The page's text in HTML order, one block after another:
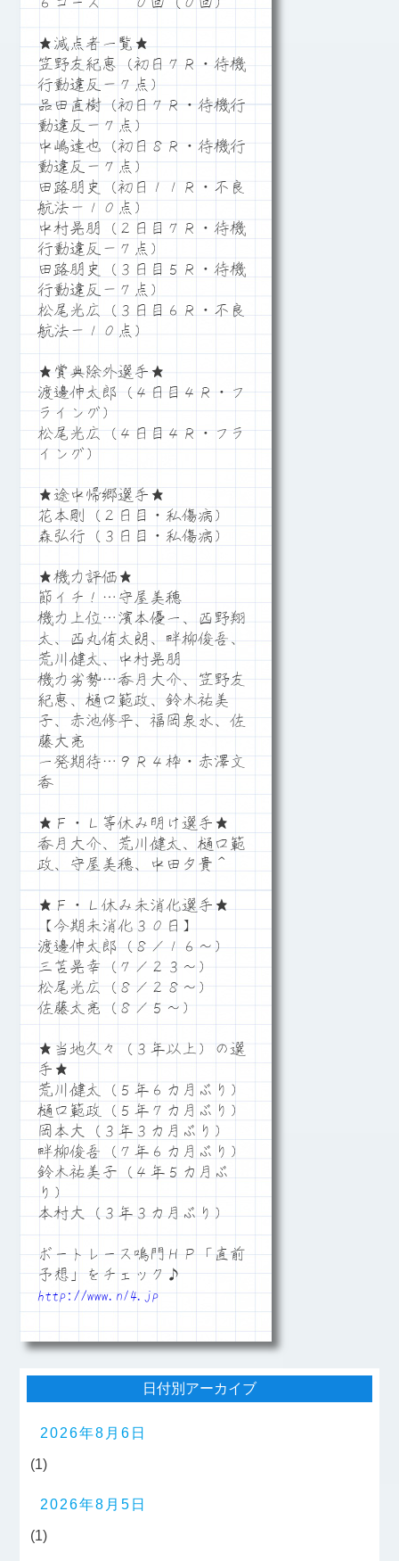
★減点者一覧★
笠野友紀恵（初日７Ｒ・待機
行動違反－７点）
品田直樹（初日７Ｒ・待機行
動違反－７点）
中嶋達也（初日８Ｒ・待機行
動違反－７点）
田路朋史（初日１１Ｒ・不良
航法－１０点）
中村晃朋（２日目７Ｒ・待機
行動違反－７点）
田路朋史（３日目５Ｒ・待機
行動違反－７点）
松尾光広（３日目６Ｒ・不良
航法－１０点）
★賞典除外選手★
渡邊伸太郎（４日目４Ｒ・フ
ライング）
松尾光広（４日目４Ｒ・フラ
イング）
★途中帰郷選手★
花本剛（２日目・私傷病）
森弘行（３日目・私傷病）
★機力評価★
節イチ！…守屋美穂
機力上位…濱本優一、西野翔
太、西丸侑太朗、畔柳俊吾、
荒川健太、中村晃朋
機力劣勢…香月大介、笠野友
紀恵、樋口範政、鈴木祐美
子、赤池修平、福岡泉水、佐
藤大亮
一発期待…９Ｒ４枠・赤澤文
香
★Ｆ・Ｌ等休み明け選手★
香月大介、荒川健太、樋口範
政、守屋美穂、中田夕貴＾
★Ｆ・Ｌ休み未消化選手★
【今期未消化３０日】
渡邊伸太郎（８／１６～）
三苫晃幸（７／２３～）
松尾光広（８／２８～）
佐藤太亮（８／５～）
★当地久々（３年以上）の選
手★
荒川健太（５年６カ月ぶり）
樋口範政（５年７カ月ぶり）
岡本大（３年３カ月ぶり）
畔柳俊吾（７年６カ月ぶり）
鈴木祐美子（４年５カ月ぶ
り）
本村大（３年３カ月ぶり）
ボートレース鳴門ＨＰ「直前
予想」をチェック♪
http://www.n14.jp
日付別アーカイブ
2026年8月6日
(1)
2026年8月5日
(1)